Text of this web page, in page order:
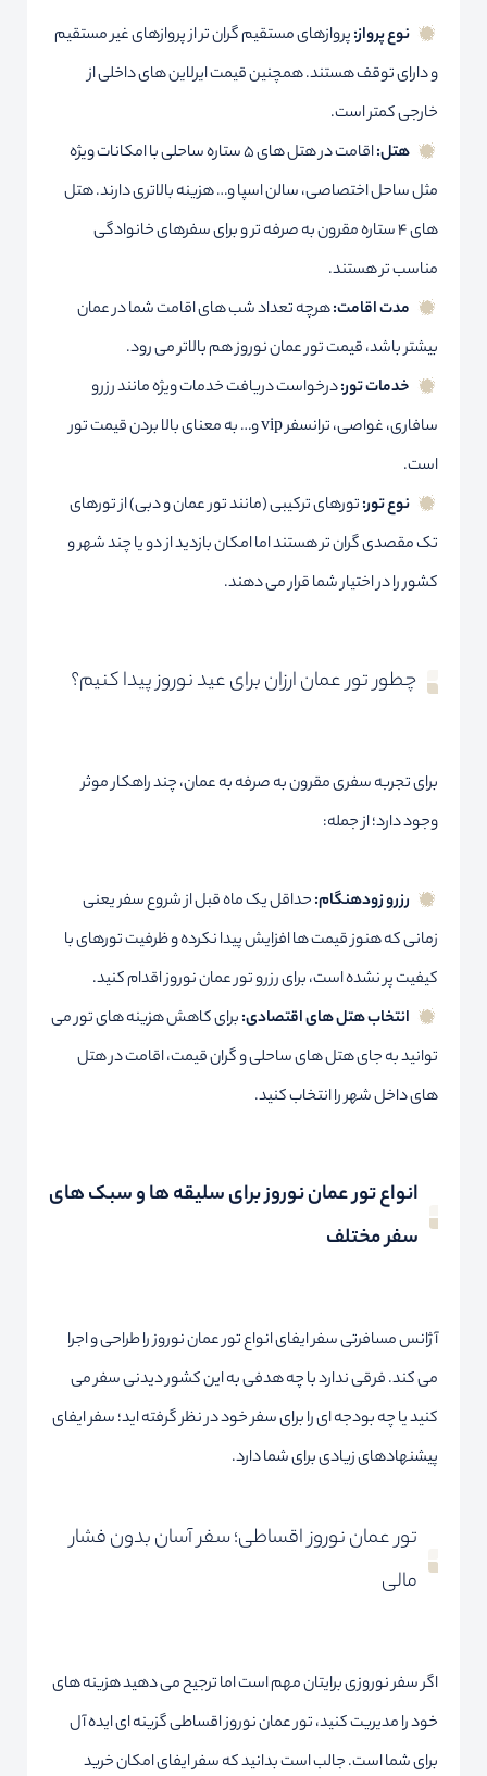
نوع پرواز:پروازهای مستقیم گران تر از پروازهای غیر مستقیم
و دارای توقف هستند. همچنین قیمت ایرلاین های داخلی از
خارجی کمتر است.
هتل:
اقامت در هتل های ۵ ستاره ساحلی با امکانات ویژه
مثل ساحل اختصاصی، سالن اسپا و… هزینه بالاتری دارند. هتل
های ۴ ستاره مقرون به صرفه تر و برای سفرهای خانوادگی
مناسب تر هستند.
مدت اقامت:هرچه تعداد شب های اقامت شما در عمان
بیشتر باشد، قیمت تور عمان نوروز هم بالاتر می رود.
خدمات تور:درخواست دریافت خدمات ویژه مانند رزرو
سافاری، غواصی، ترانسفر vip و… به معنای بالا بردن قیمت تور
است.
نوع تور:تورهای ترکیبی (مانند تور عمان و دبی) از تورهای
تک مقصدی گران تر هستند اما امکان بازدید از دو یا چند شهر و
کشور را در اختیار شما قرار می دهند.
چطور تور عمان ارزان برای عید نوروز پیدا کنیم؟
برای تجربه سفری مقرون به صرفه به عمان، چند راهکار موثر
وجود دارد؛ از جمله:
رزرو زودهنگام:حداقل یک ماه قبل از شروع سفر یعنی
زمانی که هنوز قیمت ها افزایش پیدا نکرده و ظرفیت تورهای با
کیفیت پر نشده است، برای رزرو تور عمان نوروز اقدام کنید.
انتخاب هتل های اقتصادی:برای کاهش هزینه های تور می
توانید به جای هتل های ساحلی و گران قیمت، اقامت در هتل
های داخل شهر را انتخاب کنید.
انواع تور عمان نوروز برای سلیقه ها و سبک های
سفر مختلف
آژانس مسافرتی سفر ایفای انواع تور عمان نوروز را طراحی و اجرا
می کند. فرقی ندارد با چه هدفی به این کشور دیدنی سفر می
کنید یا چه بودجه ای را برای سفر خود در نظر گرفته اید؛ سفر ایفای
پیشنهادهای زیادی برای شما دارد.
تور عمان نوروز اقساطی؛ سفر آسان بدون فشار
مالی
اگر سفر نوروزی برایتان مهم است اما ترجیح می دهید هزینه های
خود را مدیریت کنید، تور عمان نوروز اقساطی گزینه ای ایده آل
برای شما است. جالب است بدانید که سفر ایفای امکان خرید